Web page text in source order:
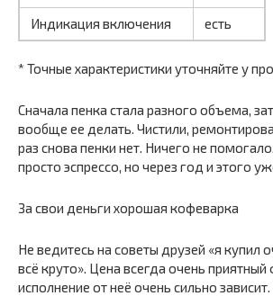
Индикация включения
есть
* Точные характеристики уточняйте у
Сначала пенка стала разного объема,
вообще ее делать. Чистили,
раз снова пенки нет. Ничего не
просто эспрессо, но через год и этого
За свои деньги хорошая кофеварка
Не ведитесь на советы друзей «я купил
всё круто». Цена всегда очень приятный
исполнение от неё очень сильно зависит.